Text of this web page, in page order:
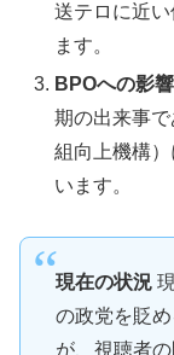
送テロに近
ます。
BPOへの影
期の出来事
組向上機構
います。
現在の状況
の政党を貶
が、視聴者